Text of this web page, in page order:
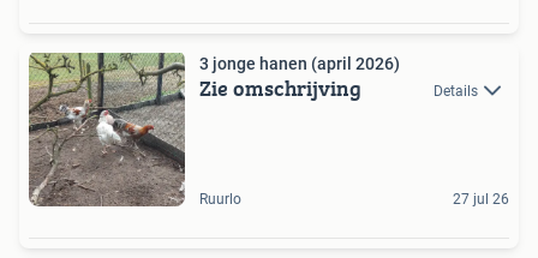
3 jonge hanen (april 2026)
Zie omschrijving Details
Ruurlo 27 jul 26